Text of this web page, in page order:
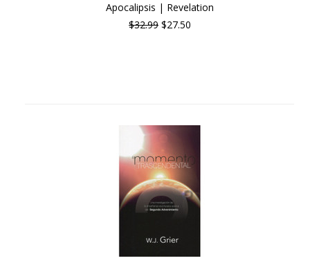
Apocalipsis | Revelation
$32.99 $27.50